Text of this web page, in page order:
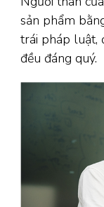
sản phẩm
trái pháp luật,
đều đáng quý.